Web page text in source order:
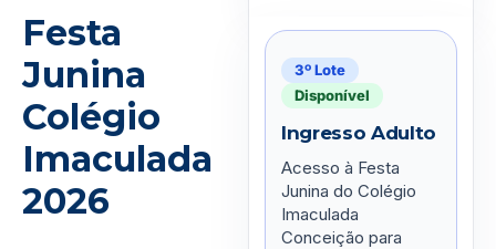
Festa
Junina
Colégio
Imaculada
2026
3º Lote
Disponível
Ingresso Adulto
Acesso à Festa
Junina do Colégio
Imaculada
Conceição para